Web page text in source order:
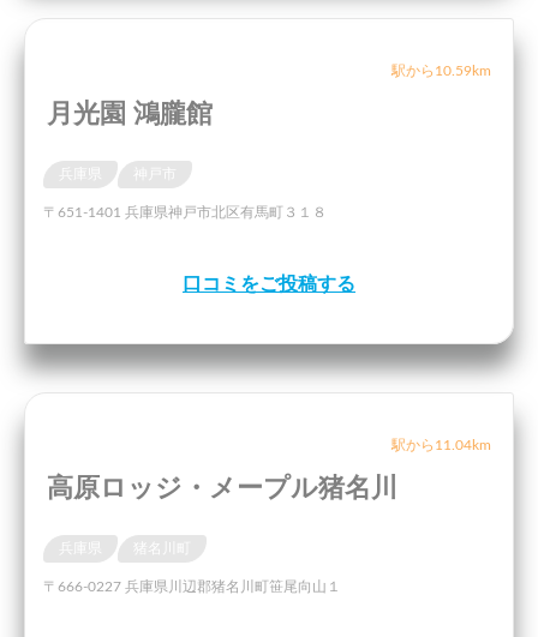
駅から10.59km
月光園 鴻朧館
〒651-1401 兵庫県神戸市北区有馬町３１８
口コミをご投稿する
駅から11.04km
高原ロッジ・メープル猪名川
猪名川町
〒666-0227 兵庫県川辺郡猪名川町笹尾向山１